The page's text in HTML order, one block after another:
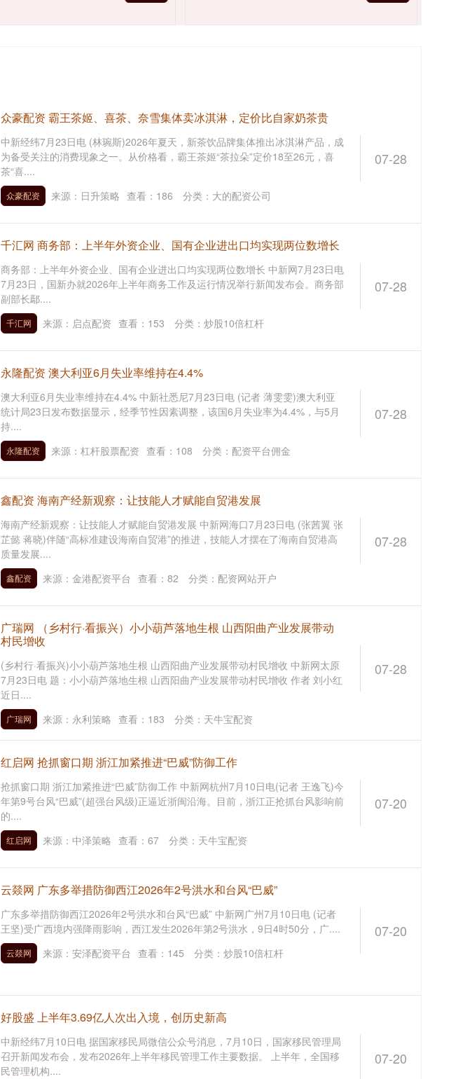
07-28
众豪配资 霸王茶姬、喜茶、奈雪集体卖冰淇淋，定价比自家奶茶贵
中新经纬7月23日电 (林琬斯)2026年夏天，新茶饮品牌集体推出冰淇淋产品，成
为备受关注的消费现象之一。从价格看，霸王茶姬“茶拉朵”定价18至26元，喜
茶“喜....
众豪配资 来源：日升策略 查看： 186 分类： 大的配资公司
07-28
千汇网 商务部：上半年外资企业、国有企业进出口均实现两位数增长
商务部：上半年外资企业、国有企业进出口均实现两位数增长 中新网7月23日电
7月23日，国新办就2026年上半年商务工作及运行情况举行新闻发布会。商务部
副部长鄢....
千汇网 来源：启点配资 查看： 153 分类： 炒股10倍杠杆
07-28
永隆配资 澳大利亚6月失业率维持在4.4%
澳大利亚6月失业率维持在4.4% 中新社悉尼7月23日电 (记者 薄雯雯)澳大利亚
统计局23日发布数据显示，经季节性因素调整，该国6月失业率为4.4%，与5月
持....
永隆配资 来源：杠杆股票配资 查看： 108 分类： 配资平台佣金
07-28
鑫配资 海南产经新观察：让技能人才赋能自贸港发展
海南产经新观察：让技能人才赋能自贸港发展 中新网海口7月23日电 (张茜翼 张
芷懿 蒋晓)伴随“高标准建设海南自贸港”的推进，技能人才摆在了海南自贸港高
质量发展....
鑫配资 来源：金港配资平台 查看： 82 分类： 配资网站开户
07-28
广瑞网 （乡村行·看振兴）小小葫芦落地生根 山西阳曲产业发展带动
村民增收
(乡村行·看振兴)小小葫芦落地生根 山西阳曲产业发展带动村民增收 中新网太原
7月23日电 题：小小葫芦落地生根 山西阳曲产业发展带动村民增收 作者 刘小红
近日....
广瑞网 来源：永利策略 查看： 183 分类： 天牛宝配资
07-20
红启网 抢抓窗口期 浙江加紧推进“巴威”防御工作
抢抓窗口期 浙江加紧推进“巴威”防御工作 中新网杭州7月10日电(记者 王逸飞)今
年第9号台风“巴威”(超强台风级)正逼近浙闽沿海。目前，浙江正抢抓台风影响前
的....
红启网 来源：中泽策略 查看： 67 分类： 天牛宝配资
07-20
云燚网 广东多举措防御西江2026年2号洪水和台风“巴威”
广东多举措防御西江2026年2号洪水和台风“巴威” 中新网广州7月10日电 (记者
王坚)受广西境内强降雨影响，西江发生2026年第2号洪水，9日4时50分，广....
云燚网 来源：安泽配资平台 查看： 145 分类： 炒股10倍杠杆
07-20
好股盛 上半年3.69亿人次出入境，创历史新高
中新经纬7月10日电 据国家移民局微信公众号消息，7月10日，国家移民管理局
召开新闻发布会，发布2026年上半年移民管理工作主要数据。 上半年，全国移
民管理机构....